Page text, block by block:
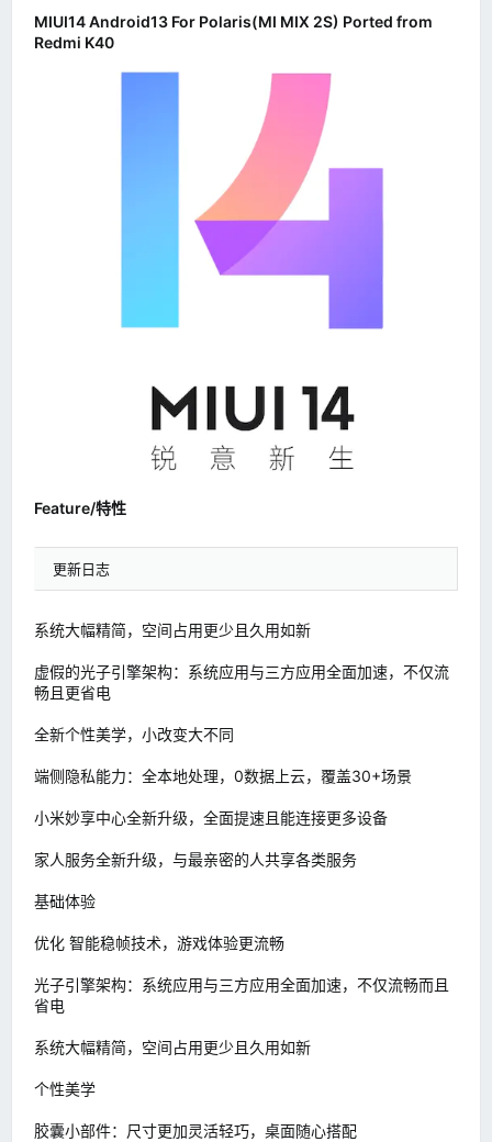
MIUI14 Android13 For Polaris(MI MIX 2S) Ported from
Redmi K40
Feature/特性
更新日志
系统大幅精简，空间占用更少且久用如新
虚假的光子引擎架构：系统应用与三方应用全面加速，不仅流
畅且更省电
全新个性美学，小改变大不同
端侧隐私能力：全本地处理，0数据上云，覆盖30+场景
小米妙享中心全新升级，全面提速且能连接更多设备
家人服务全新升级，与最亲密的人共享各类服务
基础体验
优化 智能稳帧技术，游戏体验更流畅
光子引擎架构：系统应用与三方应用全面加速，不仅流畅而且
省电
系统大幅精简，空间占用更少且久用如新
个性美学
胶囊小部件：尺寸更加灵活轻巧，桌面随心搭配